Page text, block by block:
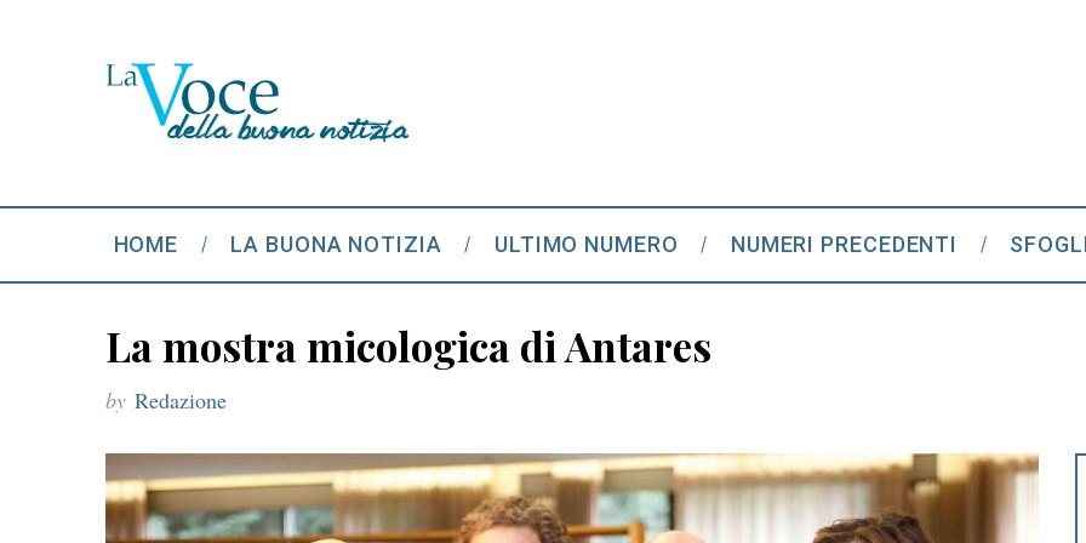
HOME LA BUONA NOTIZIA ULTIMO NUMERO NUMERI PRECEDENTI
La mostra micologica di Antares
by Redazione